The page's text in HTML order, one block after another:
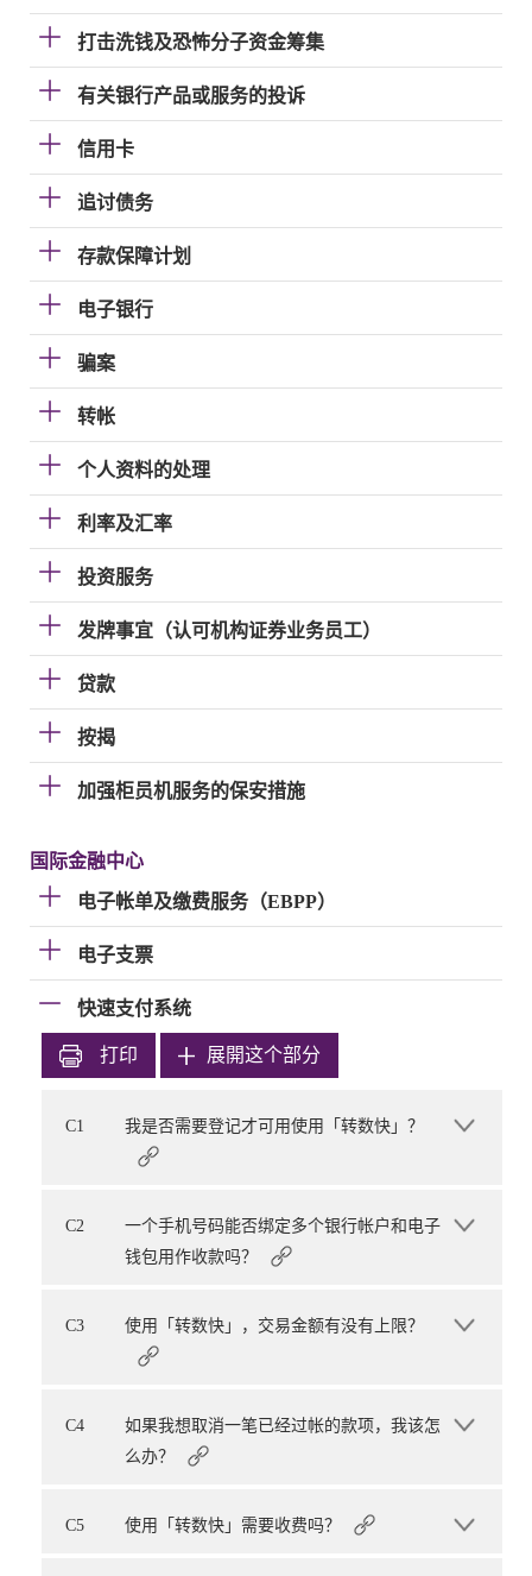
打击洗钱及恐怖分子资金筹集
有关银行产品或服务的投诉
信用卡
追讨债务
存款保障计划
电子银行
骗案
转帐
个人资料的处理
利率及汇率
投资服务
发牌事宜（认可机构证券业务员工）
贷款
按揭
加强柜员机服务的保安措施
国际金融中心
电子帐单及缴费服务（EBPP）
电子支票
快速支付系统
打印 展開这个部分
C1 我是否需要登记才可用使用「转数快」？
C2
一个手机号码能否绑定多个银行帐户和电子
钱包用作收款吗？
C3 使用「转数快」，交易金额有没有上限？
C4
如果我想取消一笔已经过帐的款项，我该怎
么办？
C5 使用「转数快」需要收费吗？